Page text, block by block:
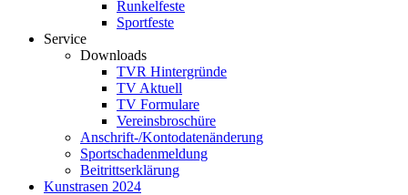
Runkelfeste
Sportfeste
Service
Downloads
TVR Hintergründe
TV Aktuell
TV Formulare
Vereinsbroschüre
Anschrift-/Kontodatenänderung
Sportschadenmeldung
Beitrittserklärung
Kunstrasen 2024